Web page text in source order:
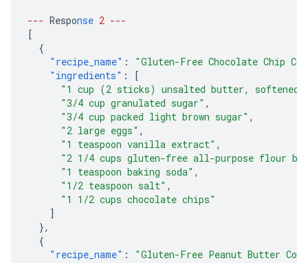
--- Response 2 ---
[
{
"recipe_name" :
"Gluten-Free Chocolate Chip
"ingredients" :
[
"1 cup (2 sticks) unsalted butter, softened"
"3/4 cup granulated sugar" ,
"3/4 cup packed light brown sugar" ,
"2 large eggs" ,
"1 teaspoon vanilla extract" ,
"2 1/4 cups gluten-free all-purpose flour
"1 teaspoon baking soda" ,
"1/2 teaspoon salt" ,
"1 1/2 cups chocolate chips"
]
},
{
"recipe_name" :
"Gluten-Free Peanut Butter